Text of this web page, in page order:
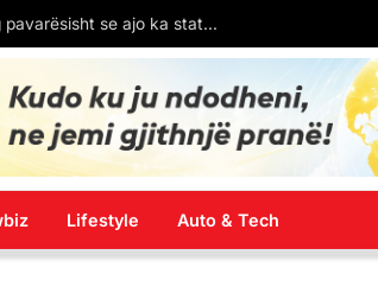
Pakti Rama-Meloni për emigrantët/ Gazeta spanjolle El Pais: 138 mln € për një qendër bosh
Lifestyle Auto & Tech